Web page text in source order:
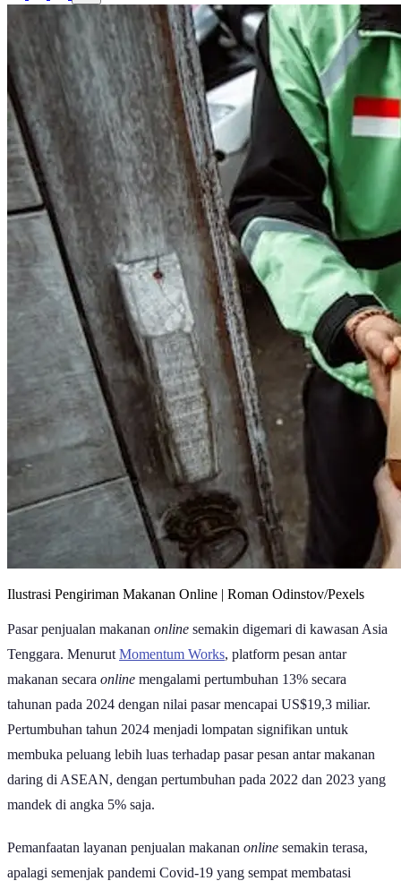
Ilustrasi Pengiriman Makanan Online | Roman Odinstov/Pexels
Pasar penjualan makanan online semakin digemari di kawasan Asia
Tenggara. Menurut Momentum Works, platform pesan antar
makanan secara online mengalami pertumbuhan 13% secara
tahunan pada 2024 dengan nilai pasar mencapai US$19,3 miliar.
Pertumbuhan tahun 2024 menjadi lompatan signifikan untuk
membuka peluang lebih luas terhadap pasar pesan antar makanan
daring di ASEAN, dengan pertumbuhan pada 2022 dan 2023 yang
mandek di angka 5% saja.
Pemanfaatan layanan penjualan makanan online semakin terasa,
apalagi semenjak pandemi Covid-19 yang sempat membatasi